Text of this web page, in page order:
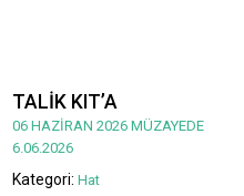
TALİK KIT’A
06 HAZİRAN 2026 MÜZAYEDE
6.06.2026
Kategori: Hat